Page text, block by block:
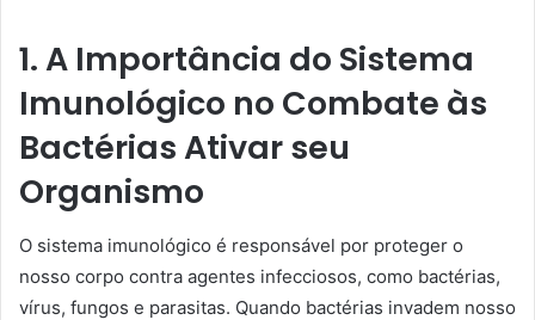
1. A Importância do Sistema
Imunológico no Combate às
Bactérias Ativar seu
Organismo
O sistema imunológico é responsável por proteger o
nosso corpo contra agentes infecciosos, como bactérias,
vírus, fungos e parasitas. Quando bactérias invadem nosso